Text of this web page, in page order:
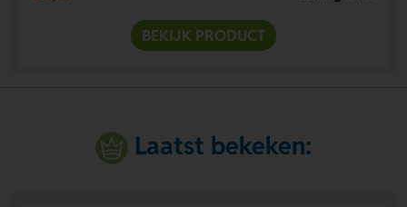
BEKIJK PRODUCT
Laatst bekeken: